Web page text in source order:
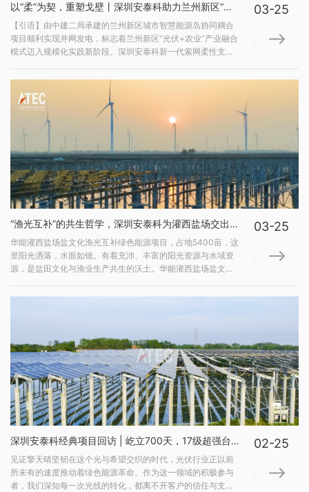
以“柔”为契，重塑戈壁丨深圳安泰科助力兰州新区“光伏+农业”产业融合迈入新阶段
【引语】由中建二局承建的兰州新区城市智慧能源岛协同耦合
项目顺利实现并网发电，标志着兰州新区“光伏+农业”产业融合
模式迈入规模化实践新阶段。深圳安泰科新一代索网柔性支架
跨度”设计更为生态修复和农业发展预留了宝贵空间，真正实现
了土地的综合利用驱车驶入兰州新区段家川，...
03-25
“渔光互补”的共生哲学，深圳安泰科为灌西盐场交出一份“柔性”答卷
华能灌西盐场盐文化渔光互补绿色能源项目，占地5400亩，这
里阳光洒落，水面如镜。有着充沛、丰富的阳光资源与水域资
源，是盐田文化与渔业生产共生的沃土。华能灌西盐场盐文化
出的土地上，让阳光创造更大的价值？传统的固定光伏支架方
03-25
深圳安泰科经典项目回访 | 屹立700天，17级超强台风见证擎天晴坚韧
见证擎天晴坚韧在这个光与希望交织的时代，光伏行业正以前
所未有的速度推动着绿色能源革命。作为这一领域的积极参与
者，我们深知每一次光线的转化，都离不开客户的信任与支
02-25